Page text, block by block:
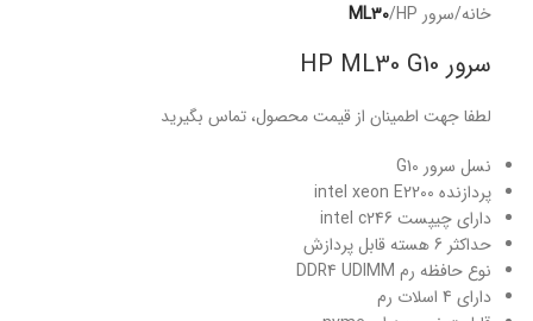
خانه سرور HP ML30
سرور HP ML30 G10
لطفا جهت اطمینان از قیمت محصول، تماس بگیرید
نسل سرور G10
پردازنده intel xeon E2200
دارای چیپست intel c246
حداکثر 6 هسته قابل پردازش
نوع حافظه رم DDR4 UDIMM
دارای 4 اسلات رم